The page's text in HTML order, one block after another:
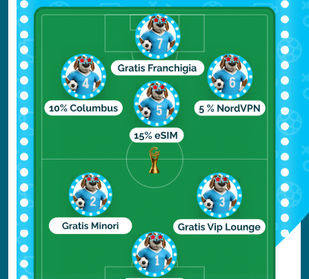
cuore delle Dolomiti, ed è uno dei siti
dichiarati patrimonio dell’umanità nel 2009
dall’
UNESCO
, perché area geologica di
inestimabile valore paesaggistico e
naturalistico.
Qui sono state ritrovate anche delle
iscrizioni rupestri che risalgono
probabilmente ai primi anni della Roma
imperiale, a ricordarci che questi luoghi di
una bellezza incomparabile, rimangono i
testimoni silenziosi delle millenarie vicende
umane.